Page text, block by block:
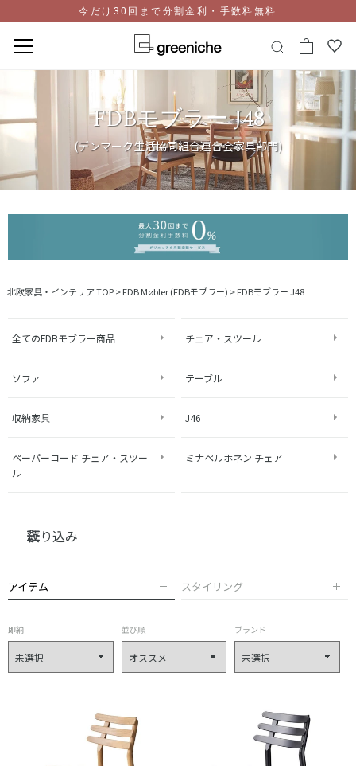
ン
ス
キ
ッ
今だけ30回まで分割金利・手数料無料
FDBモブラー J48
(デンマーク生活協同組合連合会家具部門)
北欧家具・インテリア TOP>FDB Møbler (FDBモブラー) >FDBモブラー J48
全てのFDBモブラー商品 チェア・スツール
ソファ テーブル
収納家具 J46
ペーパーコード チェア・スツー
ル
ミナペルホネン チェア
絞り込み
アイテム スタイリング
即納 並び順 ブランド